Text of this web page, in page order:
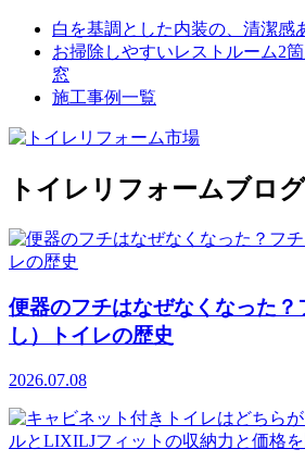
白を基調とした内装の、清潔感
お掃除しやすいレストルーム2
窓
施工事例一覧
トイレリフォームブログ
便器のフチはなぜなくなった？
し）トイレの歴史
2026.07.08